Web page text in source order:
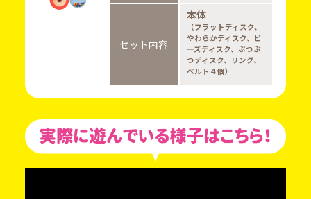
セット内容
本体
（フラットディスク、
やわらかディスク、ビ
ーズディスク、ぶつぶ
つディスク、リング、
ベルト４個）